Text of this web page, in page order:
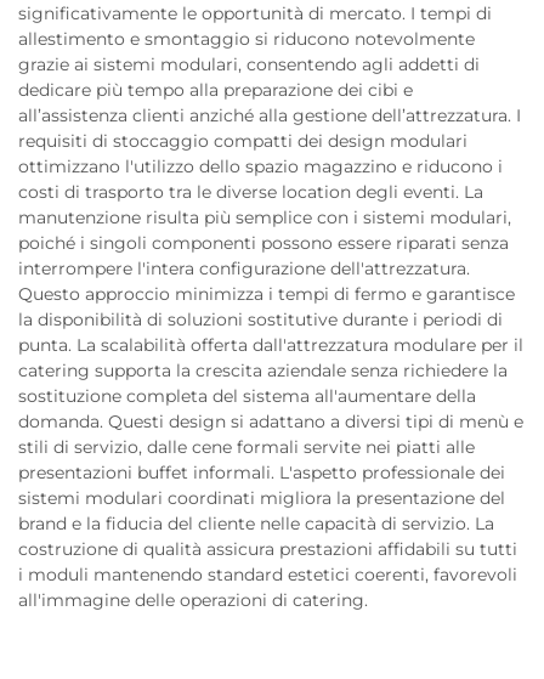
significativamente le opportunità di mercato. I tempi di
allestimento e smontaggio si riducono notevolmente
grazie ai sistemi modulari, consentendo agli addetti di
dedicare più tempo alla preparazione dei cibi e
all’assistenza clienti anziché alla gestione dell’attrezzatura. I
requisiti di stoccaggio compatti dei design modulari
ottimizzano l'utilizzo dello spazio magazzino e riducono i
costi di trasporto tra le diverse location degli eventi. La
manutenzione risulta più semplice con i sistemi modulari,
poiché i singoli componenti possono essere riparati senza
interrompere l'intera configurazione dell'attrezzatura.
Questo approccio minimizza i tempi di fermo e garantisce
la disponibilità di soluzioni sostitutive durante i periodi di
punta. La scalabilità offerta dall'attrezzatura modulare per il
catering supporta la crescita aziendale senza richiedere la
sostituzione completa del sistema all'aumentare della
domanda. Questi design si adattano a diversi tipi di menù e
stili di servizio, dalle cene formali servite nei piatti alle
presentazioni buffet informali. L'aspetto professionale dei
sistemi modulari coordinati migliora la presentazione del
brand e la fiducia del cliente nelle capacità di servizio. La
costruzione di qualità assicura prestazioni affidabili su tutti
i moduli mantenendo standard estetici coerenti, favorevoli
all'immagine delle operazioni di catering.